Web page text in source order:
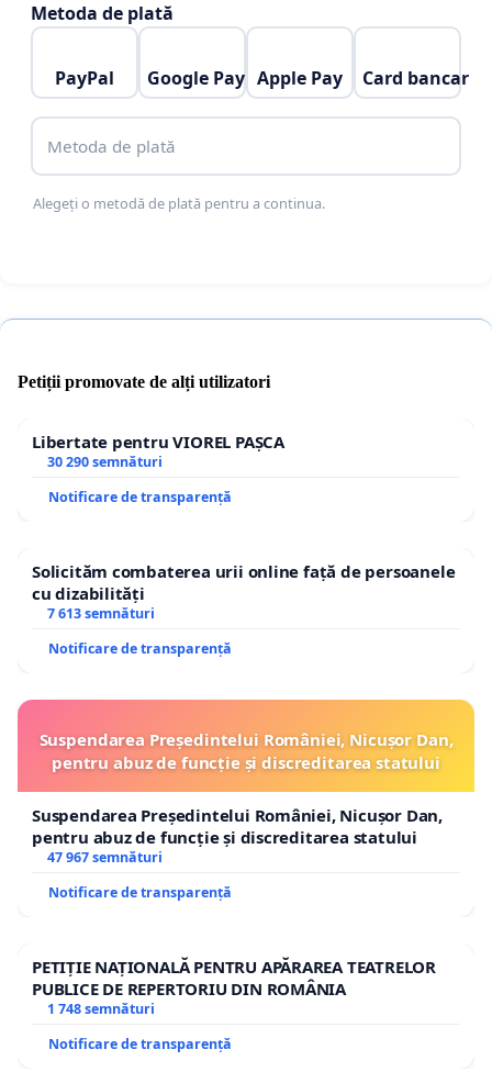
Metoda de plată
PayPal Google Pay Apple Pay Card bancar
Metoda de plată
Alegeți o metodă de plată pentru a continua.
Petiții promovate de alți utilizatori
Libertate pentru VIOREL PAȘCA
30 290 semnături
Notificare de transparență
Solicităm combaterea urii online față de persoanele
cu dizabilități
7 613 semnături
Notificare de transparență
Suspendarea Președintelui României, Nicușor Dan,
pentru abuz de funcție și discreditarea statului
Suspendarea Președintelui României, Nicușor Dan,
pentru abuz de funcție și discreditarea statului
47 967 semnături
Notificare de transparență
PETIȚIE NAȚIONALĂ PENTRU APĂRAREA TEATRELOR
PUBLICE DE REPERTORIU DIN ROMÂNIA
1 748 semnături
Notificare de transparență